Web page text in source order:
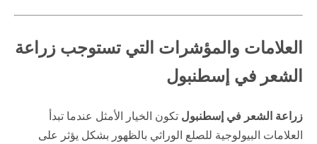
العلامات والمؤشرات التي تستوجب زراعة
الشعر في إسطنبول
زراعة الشعر في إسطنبول تكون الخيار الأمثل عندما تبدأ
العلامات البيولوجية للصلع الوراثي بالظهور بشكل يؤثر على